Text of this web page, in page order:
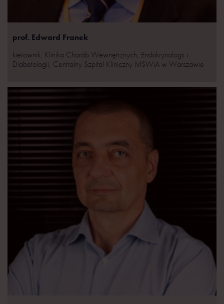
prof. Edward Franek
kierownik, Klinika Chorób Wewnętrznych, Endokrynologii i
Diabetologii, Centralny Szpital Kliniczny MSWiA w Warszawie